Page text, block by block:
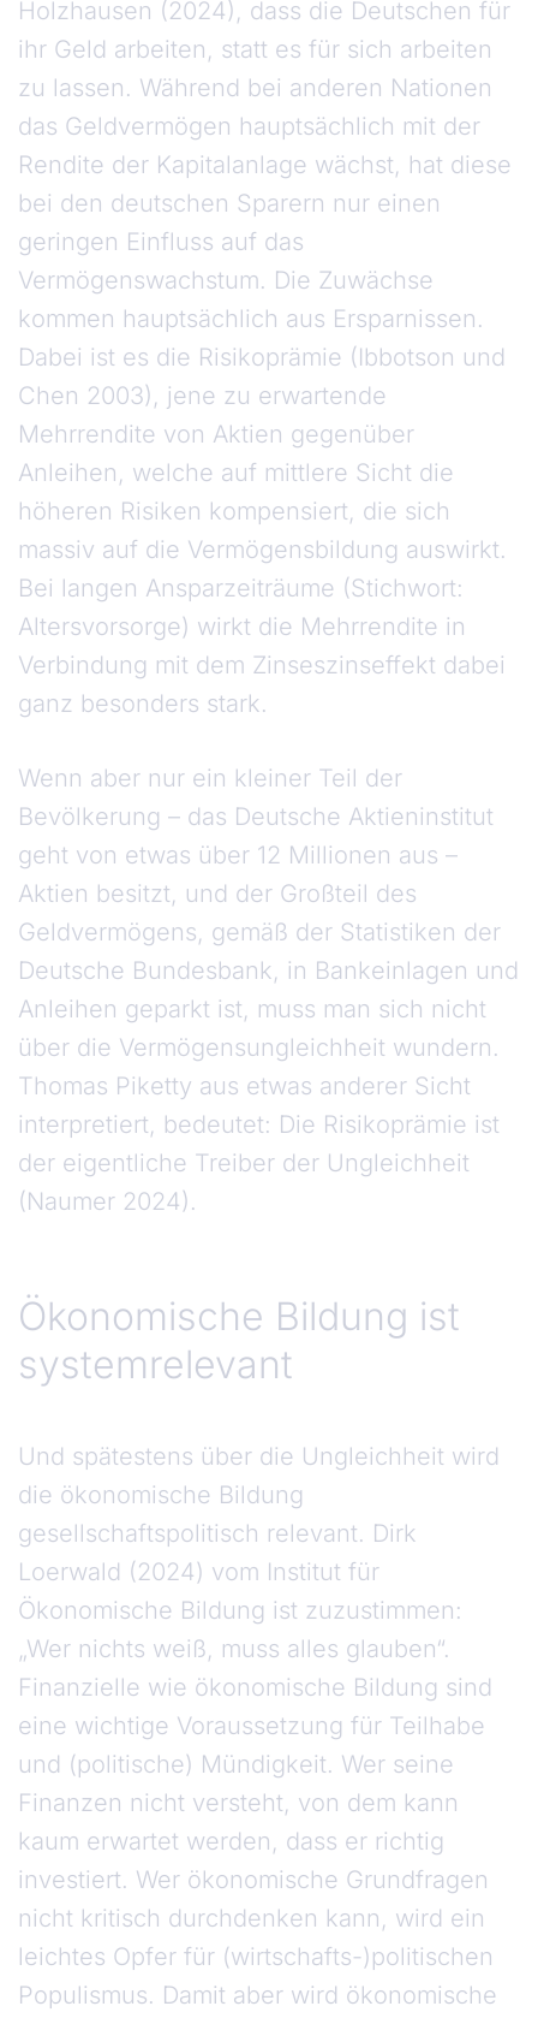
Holzhausen (2024), dass die Deutschen für
ihr Geld arbeiten, statt es für sich arbeiten
zu lassen. Während bei anderen Nationen
das Geldvermögen hauptsächlich mit der
Rendite der Kapitalanlage wächst, hat diese
bei den deutschen Sparern nur einen
geringen Einfluss auf das
Vermögenswachstum. Die Zuwächse
kommen hauptsächlich aus Ersparnissen.
Dabei ist es die Risikoprämie (Ibbotson und
Chen 2003), jene zu erwartende
Mehrrendite von Aktien gegenüber
Anleihen, welche auf mittlere Sicht die
höheren Risiken kompensiert, die sich
massiv auf die Vermögensbildung auswirkt.
Bei langen Ansparzeiträume (Stichwort:
Altersvorsorge) wirkt die Mehrrendite in
Verbindung mit dem Zinseszinseffekt dabei
ganz besonders stark.
Wenn aber nur ein kleiner Teil der
Bevölkerung – das Deutsche Aktieninstitut
geht von etwas über 12 Millionen aus –
Aktien besitzt, und der Großteil des
Geldvermögens, gemäß der Statistiken der
Deutsche Bundesbank, in Bankeinlagen und
Anleihen geparkt ist, muss man sich nicht
über die Vermögensungleichheit wundern.
Thomas Piketty aus etwas anderer Sicht
interpretiert, bedeutet: Die Risikoprämie ist
der eigentliche Treiber der Ungleichheit
(Naumer 2024).
Ökonomische Bildung ist
systemrelevant
Und spätestens über die Ungleichheit wird
die ökonomische Bildung
gesellschaftspolitisch relevant. Dirk
Loerwald (2024) vom Institut für
Ökonomische Bildung ist zuzustimmen:
„Wer nichts weiß, muss alles glauben“.
Finanzielle wie ökonomische Bildung sind
eine wichtige Voraussetzung für Teilhabe
und (politische) Mündigkeit. Wer seine
Finanzen nicht versteht, von dem kann
kaum erwartet werden, dass er richtig
investiert. Wer ökonomische Grundfragen
nicht kritisch durchdenken kann, wird ein
leichtes Opfer für (wirtschafts-)politischen
Populismus. Damit aber wird ökonomische